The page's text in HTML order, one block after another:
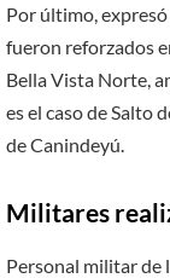
Por último,
fueron reforzados
Bella Vista Norte,
es el caso de Salto
de Canindeyú.
Militares
Personal militar de